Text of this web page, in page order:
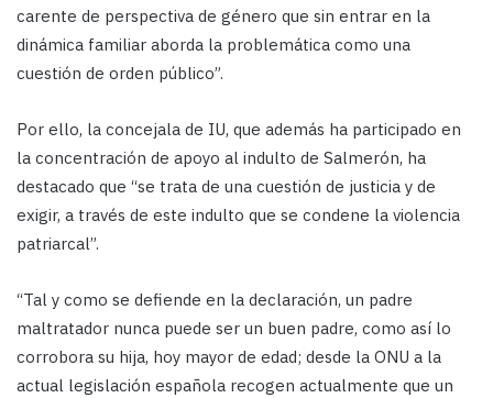
carente de perspectiva de género que sin entrar en la
dinámica familiar aborda la problemática como una
cuestión de orden público”.
Por ello, la concejala de IU, que además ha participado en
la concentración de apoyo al indulto de Salmerón, ha
destacado que “se trata de una cuestión de justicia y de
exigir, a través de este indulto que se condene la violencia
patriarcal”.
“Tal y como se defiende en la declaración, un padre
maltratador nunca puede ser un buen padre, como así lo
corrobora su hija, hoy mayor de edad; desde la ONU a la
actual legislación española recogen actualmente que un